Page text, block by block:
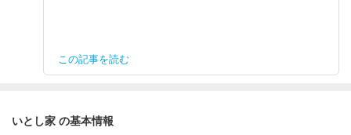
この記事を読む
いとし家 の基本情報